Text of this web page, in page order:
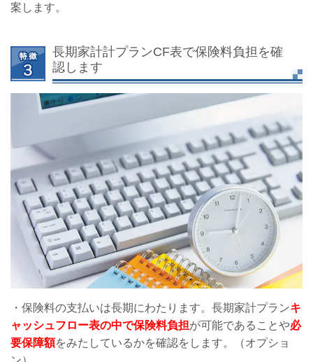
案します。
長期家計計プランCF表で保険料負担を確
認します
・保険料の支払いは長期にわたります。長期家計プランキ
ャッシュフロー表の中で保険料負担が可能であることや必
要保障額をみたしているかを確認をします。（オプショ